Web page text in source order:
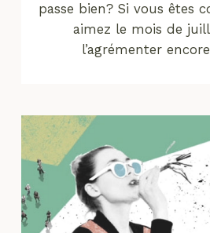
passe bien? Si vous êtes
aimez le mois de
l’agrémenter